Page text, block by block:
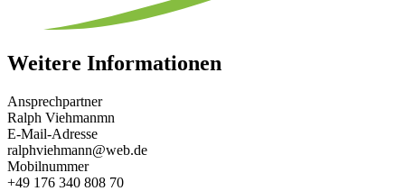
Weitere Informationen
Ansprechpartner
Ralph Viehmanmn
E-Mail-Adresse
ralphviehmann@web.de
Mobilnummer
+49 176 340 808 70